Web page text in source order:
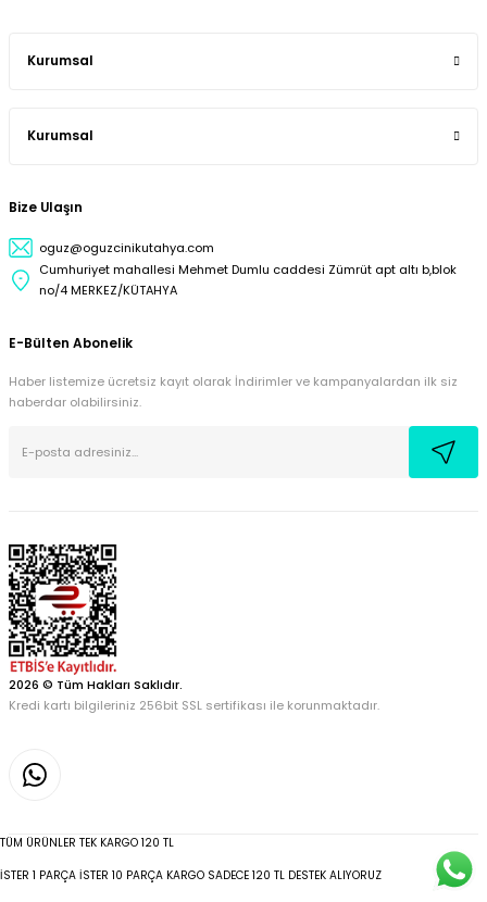
Kurumsal
Kurumsal
Bize Ulaşın
oguz@oguzcinikutahya.com
Cumhuriyet mahallesi Mehmet Dumlu caddesi Zümrüt apt altı b,blok
no/4 MERKEZ/KÜTAHYA
E-Bülten Abonelik
Haber listemize ücretsiz kayıt olarak İndirimler ve kampanyalardan ilk siz
haberdar olabilirsiniz.
2026 © Tüm Hakları Saklıdır.
Kredi kartı bilgileriniz 256bit SSL sertifikası ile korunmaktadır.
TÜM ÜRÜNLER TEK KARGO 120 TL
İSTER 1 PARÇA İSTER 10 PARÇA KARGO SADECE 120 TL DESTEK ALIYORUZ